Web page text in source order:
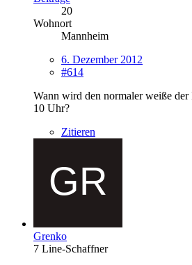
20
Wohnort
Mannheim
6. Dezember 2012
#614
Wann wird den normaler weiße
10 Uhr?
Zitieren
Grenko
7 Line-Schaffner